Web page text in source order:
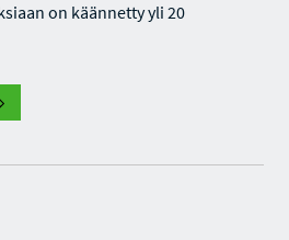
on käännetty yli 20